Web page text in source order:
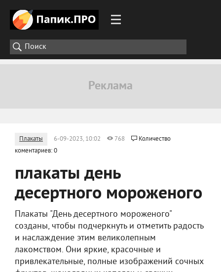
Плакаты 6-09-2023, 10:02 768
Количество
коментариев: 0
плакаты день
десертного мороженого
Плакаты "День десертного мороженого"
созданы, чтобы подчеркнуть и отметить радость
и наслаждение этим великолепным
лакомством. Они яркие, красочные и
привлекательные, полные изображений сочных